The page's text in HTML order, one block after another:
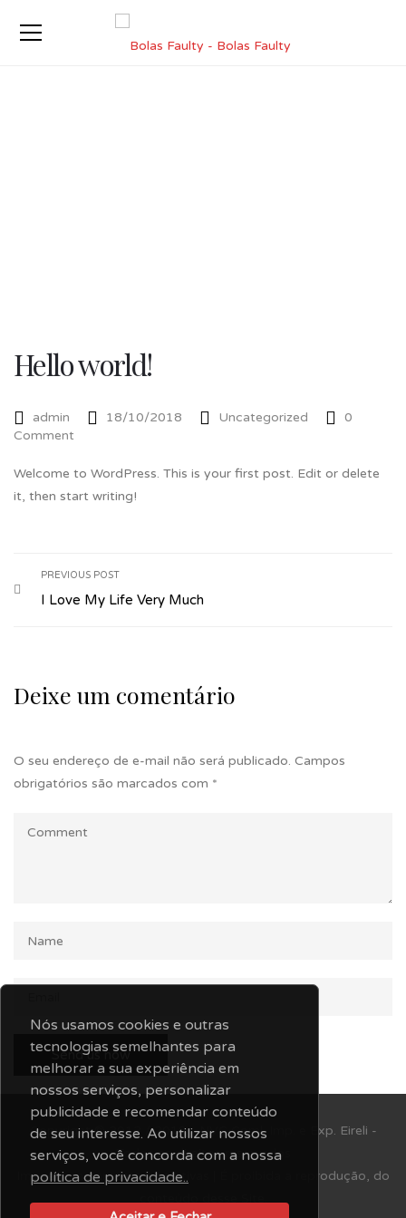
Nós usamos cookies e outras
tecnologias semelhantes para
melhorar a sua experiência em
nossos serviços, personalizar
publicidade e recomendar conteúdo
de seu interesse. Ao utilizar nossos
serviços, você concorda com a nossa
política de privacidade..
Hello world!
admin 18/10/2018 Uncategorized
0
Comment
Welcome to WordPress. This is your first post. Edit or delete
it, then start writing!
PREVIOUS POST
I Love My Life Very Much
Deixe um comentário
O seu endereço de e-mail não será publicado. Campos
obrigatórios são marcados com *
Copyright © 2012 / 2019 - NVC Coml. Imp. e Exp. Eireli -
Todos os direitos reservados
Imagens meramente ilustrativas | É proibida a reprodução, do
conteúdo desse Site.